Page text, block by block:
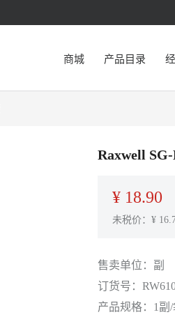
商城 产品目录
Raxwell
¥ 18.90
未税价：¥
售卖单位： 副
订货号：
产品规格： 1副